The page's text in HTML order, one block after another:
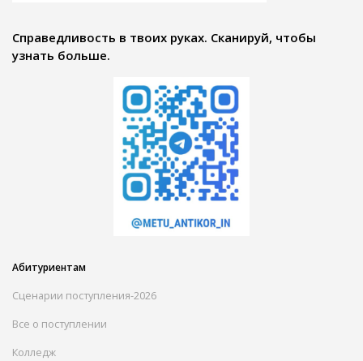
Справедливость в твоих руках. Сканируй, чтобы
узнать больше.
Абитуриентам
Сценарии поступления-2026
Все о поступлении
Колледж